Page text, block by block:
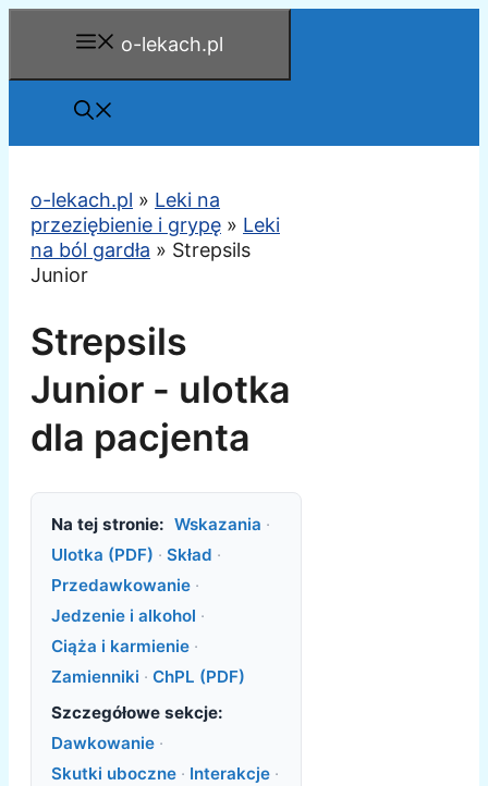
o-lekach.pl
o-lekach.pl » Leki na
przeziębienie i grypę » Leki
na ból gardła » Strepsils
Junior
Strepsils
Junior - ulotka
dla pacjenta
Na tej stronie: Wskazania ·
Ulotka (PDF) · Skład ·
Przedawkowanie ·
Jedzenie i alkohol ·
Ciąża i karmienie ·
Zamienniki · ChPL (PDF)
Szczegółowe sekcje:
Dawkowanie ·
Skutki uboczne · Interakcje ·